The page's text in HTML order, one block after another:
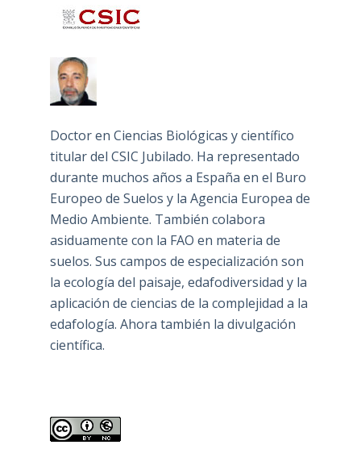
Doctor en Ciencias Biológicas y científico
titular del CSIC Jubilado. Ha representado
durante muchos años a España en el Buro
Europeo de Suelos y la Agencia Europea de
Medio Ambiente. También colabora
asiduamente con la FAO en materia de
suelos. Sus campos de especialización son
la ecología del paisaje, edafodiversidad y la
aplicación de ciencias de la complejidad a la
edafología. Ahora también la divulgación
científica.